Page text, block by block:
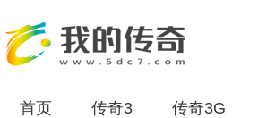
首页 传奇3 传奇3G